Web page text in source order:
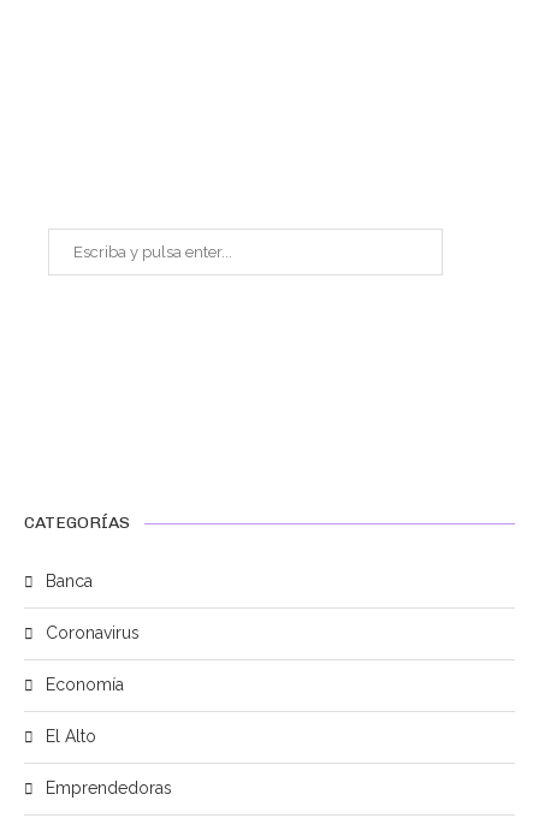
CATEGORÍAS
Banca
Coronavirus
Economía
El Alto
Emprendedoras